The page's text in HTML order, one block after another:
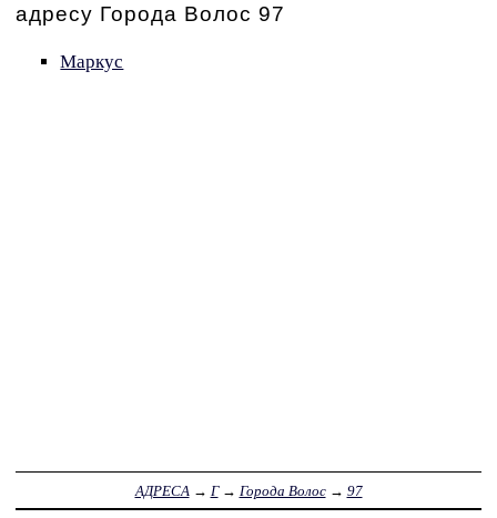
адресу Города Волос 97
Маркус
АДРЕСА → Г→ Города Волос→ 97